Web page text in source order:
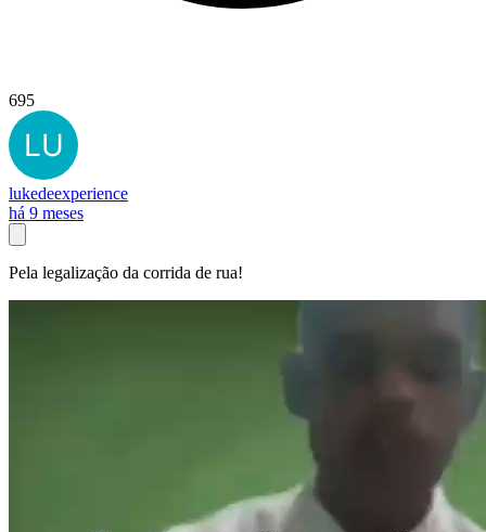
695
lukedeexperience
há 9 meses
Pela legalização da corrida de rua!